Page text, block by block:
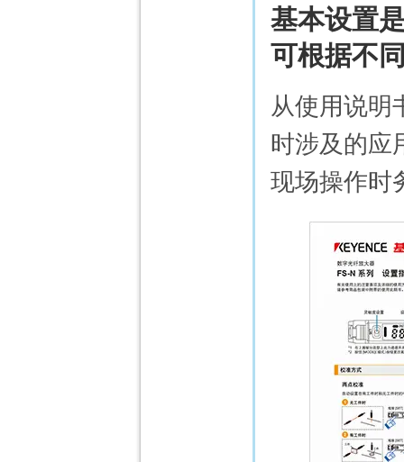
基本设置
可根据不
从使用说明
时涉及的应
现场操作时